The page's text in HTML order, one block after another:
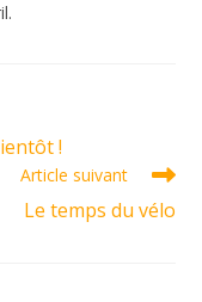
!
Article suivant
Le temps du vélo